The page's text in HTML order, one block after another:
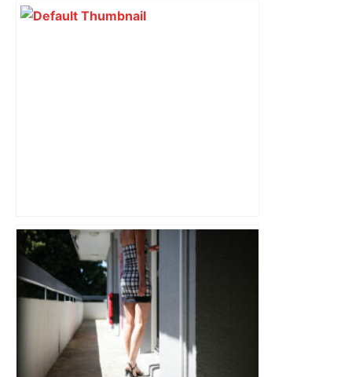
Près de Toulouse : dans cette zone
économique, un axe majeur va être
fermé en fin de soirée, voici les
déviations – Actu.fr